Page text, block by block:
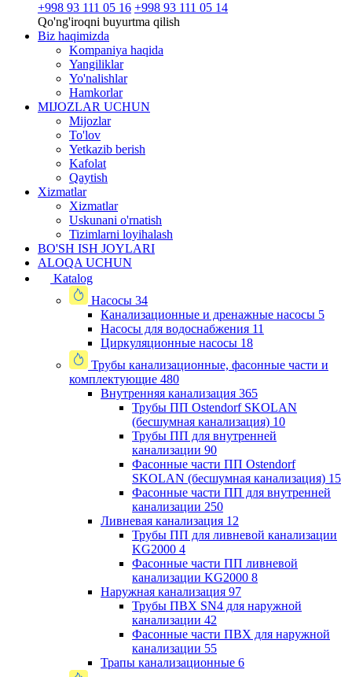
+998 93 111 05 16 +998 93 111 05 14
Qo'ng'iroqni buyurtma qilish
Biz haqimizda
Kompaniya haqida
Yangiliklar
Yo'nalishlar
Hamkorlar
MIJOZLAR UCHUN
Mijozlar
To'lov
Yetkazib berish
Kafolat
Qaytish
Xizmatlar
Xizmatlar
Uskunani o'rnatish
Tizimlarni loyihalash
BO'SH ISH JOYLARI
ALOQA UCHUN
Katalog
Насосы 34
Канализационные и дренажные насосы 5
Насосы для водоснабжения 11
Циркуляционные насосы 18
Трубы канализационные, фасонные части и
комплектующие 480
Внутренняя канализация 365
Трубы ПП Ostendorf SKOLAN
(бесшумная канализация) 10
Трубы ПП для внутренней
канализации 90
Фасонные части ПП Ostendorf
SKOLAN (бесшумная канализация) 15
Фасонные части ПП для внутренней
канализации 250
Ливневая канализация 12
Трубы ПП для ливневой канализации
KG2000 4
Фасонные части ПП ливневой
канализации KG2000 8
Наружная канализация 97
Трубы ПВХ SN4 для наружной
канализации 42
Фасонные части ПВХ для наружной
канализации 55
Трапы канализационные 6